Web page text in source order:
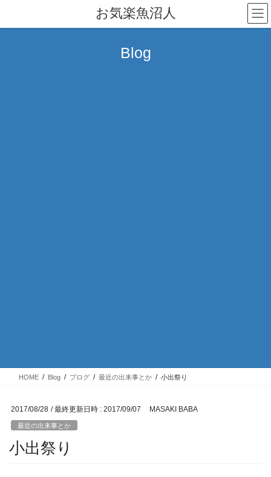
テ
ゲ
お気楽魚沼人
Blog
HOME Blog ブログ 最近の出来事とか 小出祭り
2017/08/28 / 最終更新日時 : 2017/09/07 MASAKI BABA
最近の出来事とか
小出祭り